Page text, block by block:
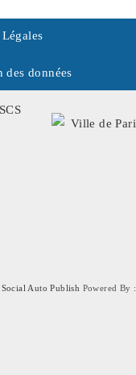
des données
Auto Publish Powered By :